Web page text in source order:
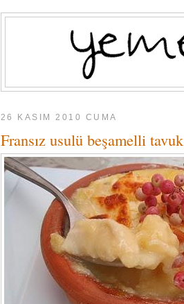
26 KASIM 2010 CUMA
Fransız usulü beşamelli tavuk